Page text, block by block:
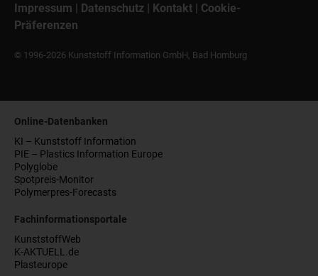
Impressum | Datenschutz | Kontakt | Cookie-
Präferenzen
© 1996-2026 Kunststoff Information GmbH, Bad Homburg
Online-Datenbanken
KI – Kunststoff Information
PIE – Plastics Information Europe
Polyglobe
Spotpreis-Monitor
Polymerpres-Forecasts
Fachinformationsportale
KunststoffWeb
K-AKTUELL.de
Plasteurope